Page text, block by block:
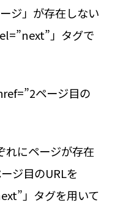
ジ」が存在しない
」タグで
ページ目の
れにページが存在
ジ目のURLを
」タグを用いて